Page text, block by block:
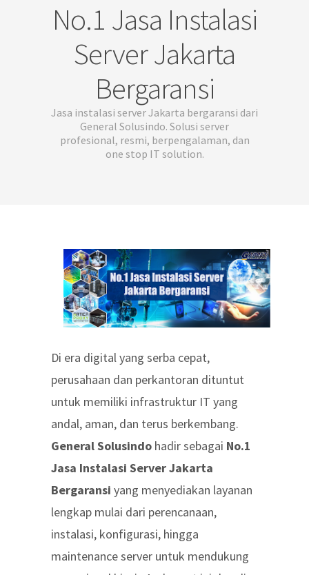
No.1 Jasa Instalasi
Server Jakarta
Bergaransi
Jasa instalasi server Jakarta bergaransi dari
General Solusindo. Solusi server
profesional, resmi, berpengalaman, dan
one stop IT solution.
Di era digital yang serba cepat,
perusahaan dan perkantoran dituntut
untuk memiliki infrastruktur IT yang
andal, aman, dan terus berkembang.
General Solusindo hadir sebagai No.1
Jasa Instalasi Server Jakarta
Bergaransi yang menyediakan layanan
lengkap mulai dari perencanaan,
instalasi, konfigurasi, hingga
maintenance server untuk mendukung